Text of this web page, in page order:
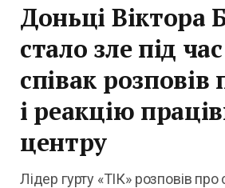
Доньці Віктора
стало зле під
співак розповів
і реакцію
центру
Лідер гурту «ТІК» розповів